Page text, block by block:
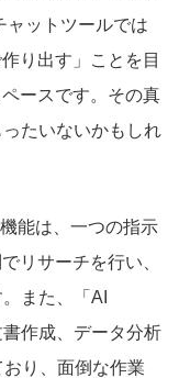
ャットツールでは
り出す」ことを目
ースです。その真
たいないかもしれ
能は、一つの指示
リサーチを行い、
また、「AI
作成、データ分析
り、面倒な作業